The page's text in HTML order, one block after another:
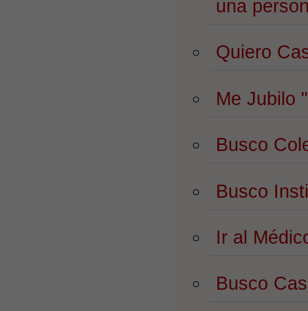
una
Quiero
Me Jubilo
Busco
Busco
Ir al
Busco